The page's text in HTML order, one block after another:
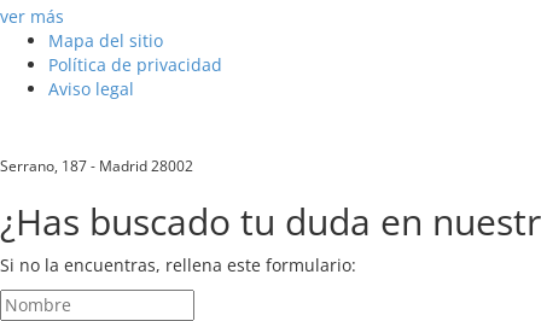
ver más
Mapa del sitio
Política de privacidad
Aviso legal
Serrano, 187 - Madrid 28002
¿Has buscado tu duda en
Si no la encuentras, rellena este formulario: